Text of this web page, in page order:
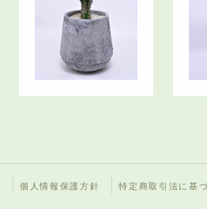
個人情報保護方針 特定商取引法に基